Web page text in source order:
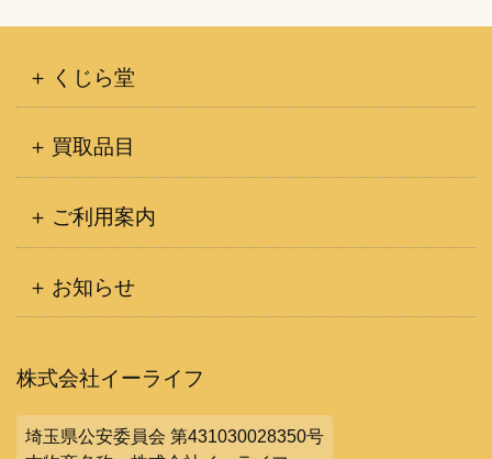
くじら堂
買取品目
ご利用案内
お知らせ
株式会社イーライフ
埼玉県公安委員会 第431030028350号